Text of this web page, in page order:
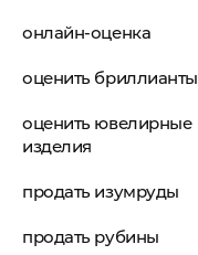
онлайн-оценка
оценить бриллианты
оценить ювелирные
изделия
продать изумруды
продать рубины